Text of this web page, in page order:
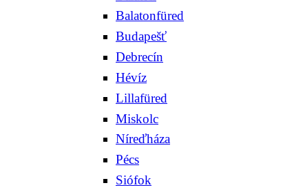
Balatonfüred
Budapešť
Debrecín
Hévíz
Lillafüred
Miskolc
Níreďháza
Pécs
Siófok